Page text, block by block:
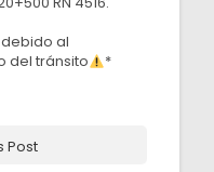
al
del tránsito
*
Post